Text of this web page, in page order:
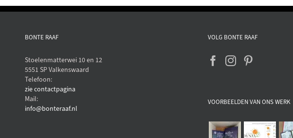
BONTE RAAF
Stoelenmatterwei 10 en 12
5551 SP Valkenswaard
Telefoon:
zie contactpagina
Mail:
info@bonteraaf.nl
VOLG BONTE RAAF
VOORBEELDEN VAN ONS WERK